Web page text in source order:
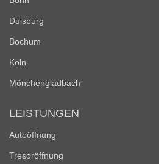
Duisburg
Bochum
Köln
Mönchengladbach
LEISTUNGEN
Autoöffnung
Tresoröffnung